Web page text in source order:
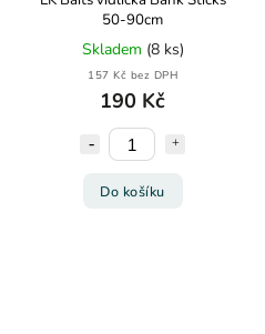
50-90cm
Skladem (8 ks)
157 Kč bez DPH
190 Kč
Do košíku